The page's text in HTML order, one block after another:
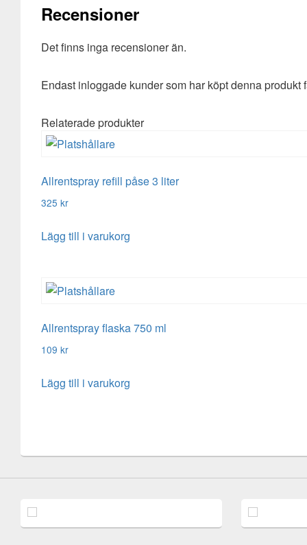
Recensioner
Det finns inga recensioner än.
Endast inloggade kunder som har köpt denna produkt
Relaterade produkter
Allrentspray refill påse 3 liter
325 kr
Lägg till i varukorg
Allrentspray flaska 750 ml
109 kr
Lägg till i varukorg